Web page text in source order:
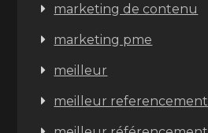
marketing de contenu
marketing pme
meilleur
meilleur referencement